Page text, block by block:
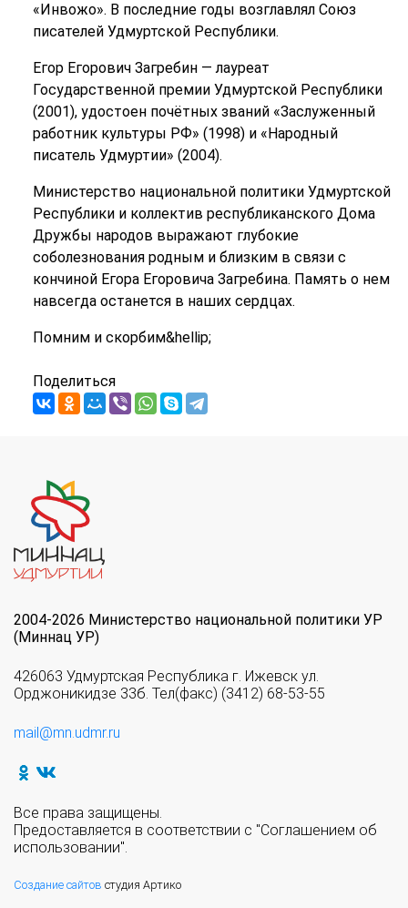
«Инвожо». В последние годы возглавлял Союз
писателей Удмуртской Республики.
Егор Егорович Загребин — лауреат
Государственной премии Удмуртской Республики
(2001), удостоен почётных званий «Заслуженный
работник культуры РФ» (1998) и «Народный
писатель Удмуртии» (2004).
Министерство национальной политики Удмуртской
Республики и коллектив республиканского Дома
Дружбы народов выражают глубокие
соболезнования родным и близким в связи с
кончиной Егора Егоровича Загребина. Память о нем
навсегда останется в наших сердцах.
Помним и скорбим&hellip;
Поделиться
2004-2026 Министерство национальной политики УР
(Миннац УР)
426063 Удмуртская Республика г. Ижевск ул.
Орджоникидзе 33б. Тел(факс) (3412) 68-53-55
mail@mn.udmr.ru
Все права защищены.
Предоставляется в соответствии с "Соглашением об
использовании".
Создание сайтов студия Артико